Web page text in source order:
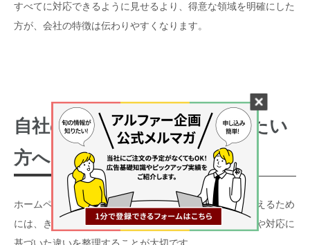
すべてに対応できるように見せるより、得意な領域を明確にした
方が、会社の特徴は伝わりやすくなります。
自社の強み・差別化を相談したい
方へ
ホームページや会社案内パンフレットで会社の魅力を伝えるため
には、きれいな言葉を並べるだけではなく、実際の仕事や対応に